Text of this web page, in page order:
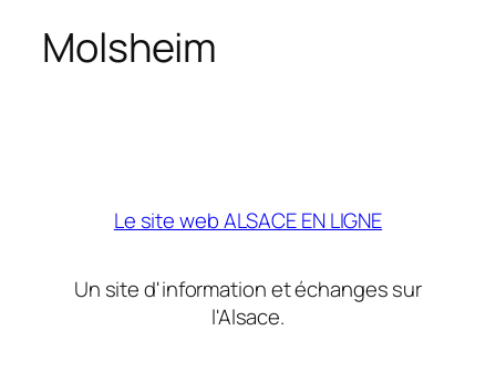
Molsheim
Le site web ALSACE EN LIGNE
Un site d'information et échanges sur
l'Alsace.